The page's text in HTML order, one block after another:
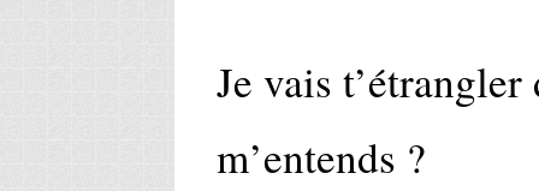
Je vais
m’entends ?